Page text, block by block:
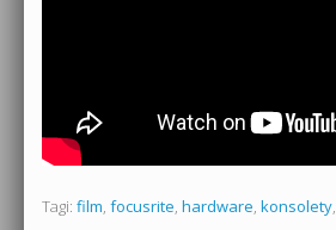
Tagi: film, focusrite, hardware, konsolety,